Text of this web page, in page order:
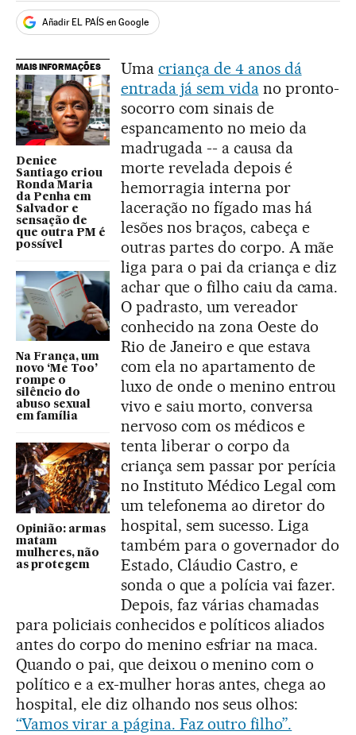
Añadir EL PAÍS en Google
MAIS INFORMAÇÕES
Denice
Santiago criou
Ronda Maria
da Penha em
Salvador e
sensação de
que outra PM é
possível
Na França, um
novo ‘Me Too’
rompe o
silêncio do
abuso sexual
em família
Opinião: armas
matam
mulheres, não
as protegem
Uma criança de 4 anos dá
entrada já sem vidano pronto-
socorro com sinais de
espancamento no meio da
madrugada -- a causa da
morte revelada depois é
hemorragia interna por
laceração no fígado mas há
lesões nos braços, cabeça e
outras partes do corpo. A mãe
liga para o pai da criança e diz
achar que o filho caiu da cama.
O padrasto, um vereador
conhecido na zona Oeste do
Rio de Janeiro e que estava
com ela no apartamento de
luxo de onde o menino entrou
vivo e saiu morto, conversa
nervoso com os médicos e
tenta liberar o corpo da
criança sem passar por perícia
no Instituto Médico Legal com
um telefonema ao diretor do
hospital, sem sucesso. Liga
também para o governador do
Estado, Cláudio Castro, e
sonda o que a polícia vai fazer.
Depois, faz várias chamadas
para policiais conhecidos e políticos aliados
antes do corpo do menino esfriar na maca.
Quando o pai, que deixou o menino com o
político e a ex-mulher horas antes, chega ao
hospital, ele diz olhando nos seus olhos:
“Vamos virar a página. Faz outro filho”.